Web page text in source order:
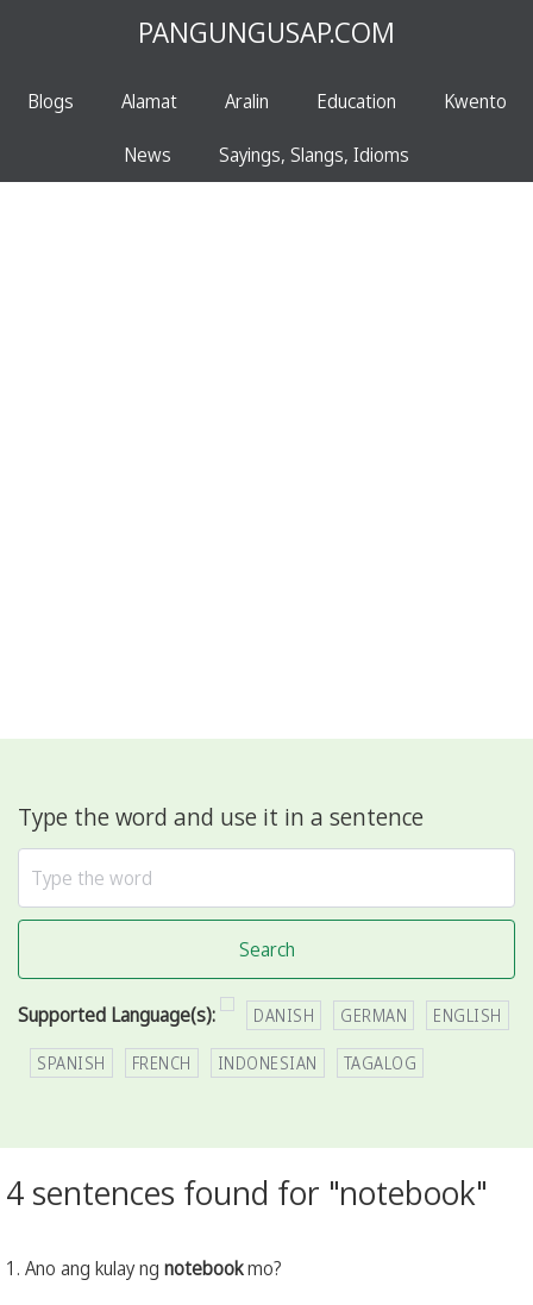
PANGUNGUSAP.COM
Blogs Alamat Aralin Education Kwento
News Sayings, Slangs, Idioms
Type the word and use it in a sentence
Search
Supported Language(s): DANISH GERMAN ENGLISH
SPANISH FRENCH INDONESIAN TAGALOG
4 sentences found for "notebook"
1. Ano ang kulay ng notebookmo?